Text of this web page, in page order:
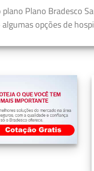
Plano Bradesco
opções de